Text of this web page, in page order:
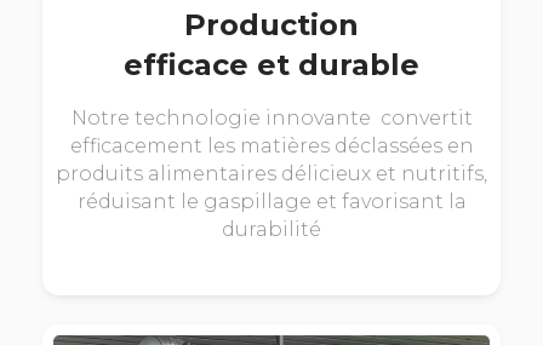
Production
efficace et durable
Notre technologie innovante convertit
efficacement les matières déclassées en
produits alimentaires délicieux et nutritifs,
réduisant le gaspillage et favorisant la
durabilité